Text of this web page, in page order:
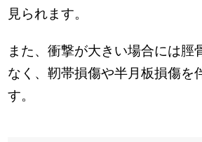
見られます。
また、衝撃が大きい場合には脛
なく、靭帯損傷や半月板損傷を
す。